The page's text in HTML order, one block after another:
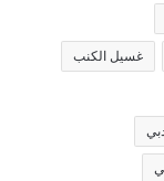
غسيل الكنب